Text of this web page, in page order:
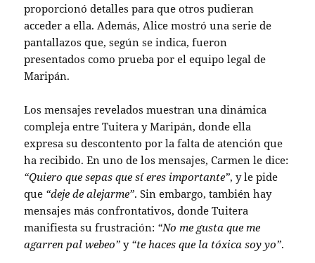
proporcionó detalles para que otros pudieran
acceder a ella. Además, Alice mostró una serie de
pantallazos que, según se indica, fueron
presentados como prueba por el equipo legal de
Maripán.
Los mensajes revelados muestran una dinámica
compleja entre Tuitera y Maripán, donde ella
expresa su descontento por la falta de atención que
ha recibido. En uno de los mensajes, Carmen le dice:
“Quiero que sepas que sí eres importante”, y le pide
que “deje de alejarme”. Sin embargo, también hay
mensajes más confrontativos, donde Tuitera
manifiesta su frustración: “No me gusta que me
agarren pal webeo” y “te haces que la tóxica soy yo”.